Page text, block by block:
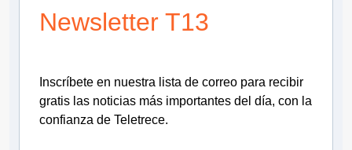
Newsletter T13
Inscríbete en nuestra lista de correo para recibir
gratis las noticias más importantes del día, con la
confianza de Teletrece.